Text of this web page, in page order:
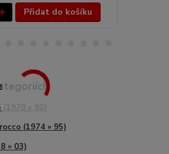
Přidat do košíku
» 92)
(1974 » 95)
» 03)